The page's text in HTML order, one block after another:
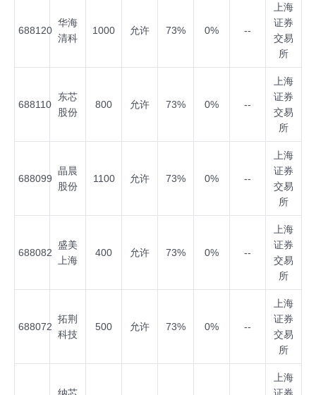
688120
华海
清科
1000 允许 73% 0% --
上海
证券
交易
所
688110
东芯
股份
800 允许 73% 0% --
上海
证券
交易
所
688099
晶晨
股份
1100 允许 73% 0% --
上海
证券
交易
所
688082
盛美
上海
400 允许 73% 0% --
上海
证券
交易
所
688072
拓荆
科技
500 允许 73% 0% --
上海
证券
交易
所
上海